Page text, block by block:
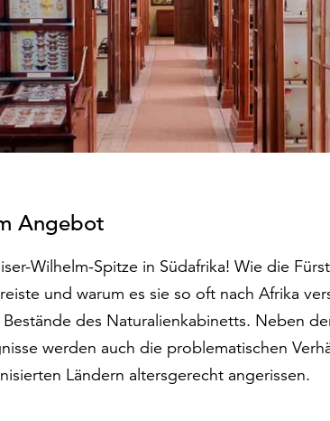
Angebot
Wilhelm-Spitze in Südafrika! Wie die
und warum es sie so oft nach Afrika
des Naturalienkabinetts. Neben
werden auch die problematischen
Ländern altersgerecht angerissen.